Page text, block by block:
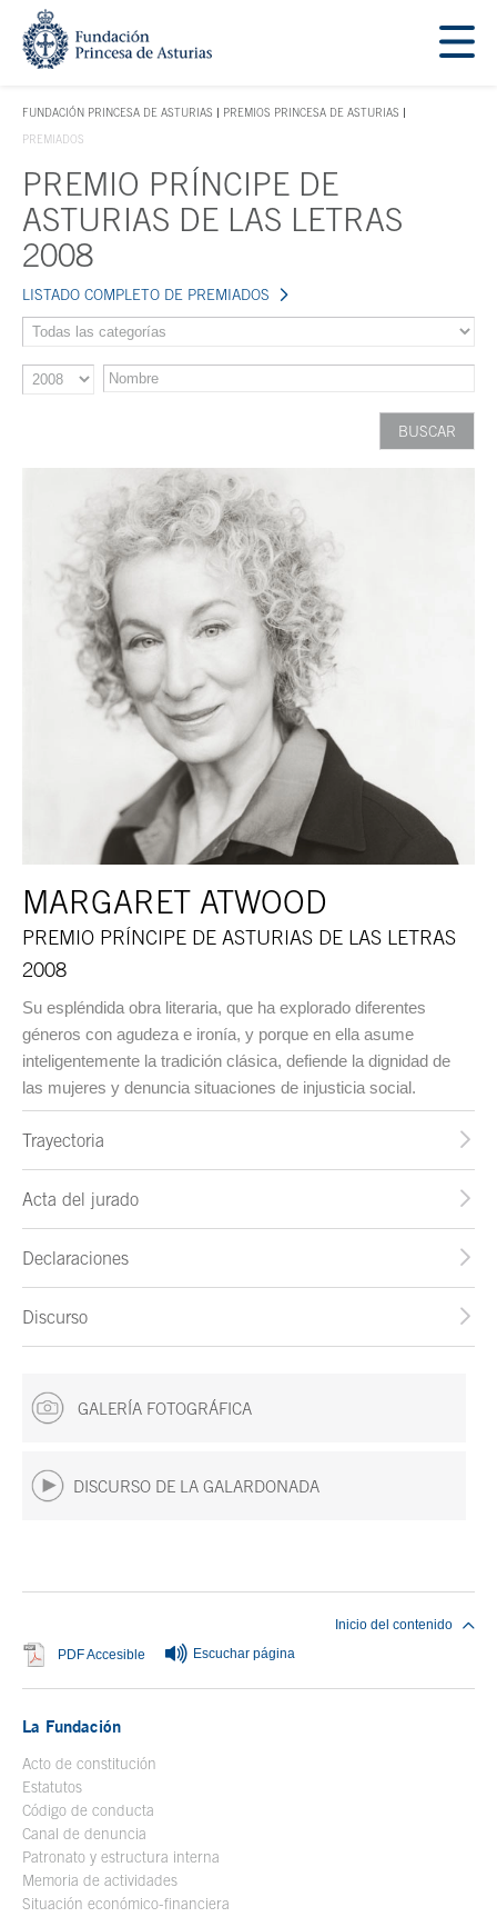
Saltar navegación. Ir directamente al contenido principal
FUNDACIÓN PRINCESA DE ASTURIAS
TECLA DE ACCESO 1
PREMIOS PRINCESA DE ASTURIAS
PREMIADOS
Contenido principal
PREMIO PRÍNCIPE DE
ASTURIAS DE LAS LETRAS
2008
LISTADO COMPLETO DE PREMIADOS
MARGARET ATWOOD
PREMIO PRÍNCIPE DE ASTURIAS DE LAS LETRAS
2008
Su espléndida obra literaria, que ha explorado diferentes
géneros con agudeza e ironía, y porque en ella asume
inteligentemente la tradición clásica, defiende la dignidad de
las mujeres y denuncia situaciones de injusticia social.
Trayectoria
Acta del jurado
Declaraciones
Discurso
GALERÍA FOTOGRÁFICA
DISCURSO DE LA GALARDONADA
PDF Accesible Se abre en ventana nueva
Escuchar página
Inicio del contenido
La Fundación
Acto de constitución
Estatutos
Código de conducta
Canal de denuncia
Patronato y estructura interna
Memoria de actividades
Situación económico-financiera